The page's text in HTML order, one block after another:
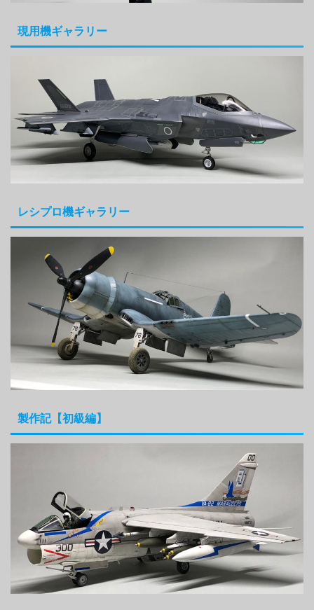
現用機ギャラリー
レシプロ機ギャラリー
製作記【初級編】